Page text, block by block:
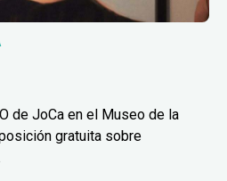
de JoCa en el Museo de la
gratuita sobre